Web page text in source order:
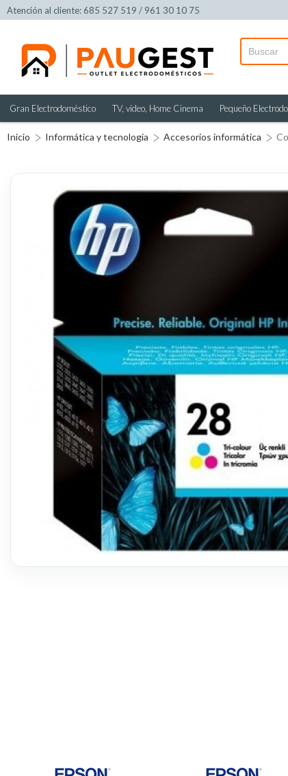
Atención al cliente: 685 527 519 / 961 30 10 75
Gran Electrodoméstico TV, vídeo, Home Cinema Pequeño
Inicio Informática y tecnología Accesorios informática